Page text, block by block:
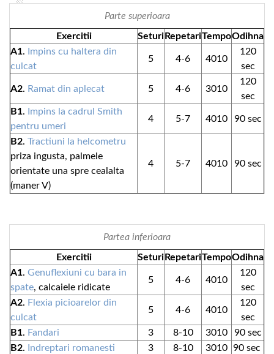
Parte superioara
Exercitii Seturi RepetariTempoOdihna
A1.
Impins cu haltera din
culcat
5 4-6 4010
120
sec
A2. Ramat din aplecat 5 4-6 3010
120
sec
B1.
Impins la cadrul Smith
pentru umeri
4 5-7 4010 90 sec
B2. Tractiuni la helcometru
priza ingusta, palmele
orientate una spre cealalta
(maner V)
4 5-7 4010 90 sec
Partea inferioara
Exercitii Seturi RepetariTempoOdihna
A1. Genuflexiuni cu bara in
spate, calcaiele ridicate
5 4-6 4010
120
sec
A2. Flexia picioarelor din
culcat
5 4-6 4010
120
sec
B1. Fandari 3 8-10 3010
90 sec
B2. Indreptari romanesti 3 8-10 3010
90 sec